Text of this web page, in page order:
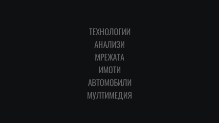
ТЕХНОЛОГИИ
АНАЛИЗИ
МРЕЖАТА
ИМОТИ
АВТОМОБИЛИ
МУЛТИМЕДИЯ